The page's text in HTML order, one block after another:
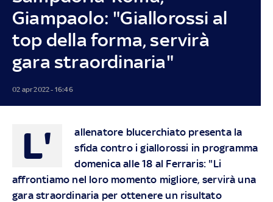
Giampaolo: "Giallorossi al
top della forma, servirà
gara straordinaria"
02 apr 2022 - 16:46
L'
allenatore blucerchiato presenta la
sfida contro i giallorossi in programma
domenica alle 18 al Ferraris: "Li
affrontiamo nel loro momento migliore, servirà una
gara straordinaria per ottenere un risultato